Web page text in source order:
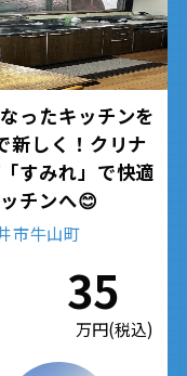
ったキッチンを
新しく！クリナ
すみれ」で快適
チンへ😊
市牛山町
35
万円(税込)